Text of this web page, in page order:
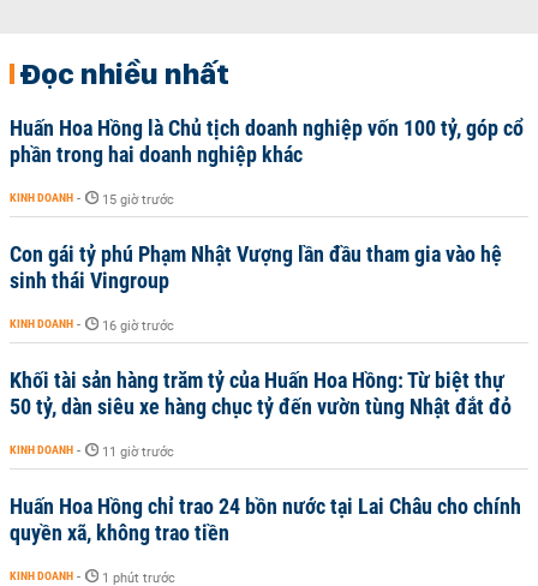
Đọc nhiều nhất
Huấn Hoa Hồng là Chủ tịch doanh nghiệp vốn 100 tỷ, góp cổ
phần trong hai doanh nghiệp khác
KINH DOANH - 15 giờ trước
Con gái tỷ phú Phạm Nhật Vượng lần đầu tham gia vào hệ
sinh thái Vingroup
KINH DOANH - 16 giờ trước
Khối tài sản hàng trăm tỷ của Huấn Hoa Hồng: Từ biệt thự
50 tỷ, dàn siêu xe hàng chục tỷ đến vườn tùng Nhật đắt đỏ
KINH DOANH - 11 giờ trước
Huấn Hoa Hồng chỉ trao 24 bồn nước tại Lai Châu cho chính
quyền xã, không trao tiền
KINH DOANH - 1 phút trước